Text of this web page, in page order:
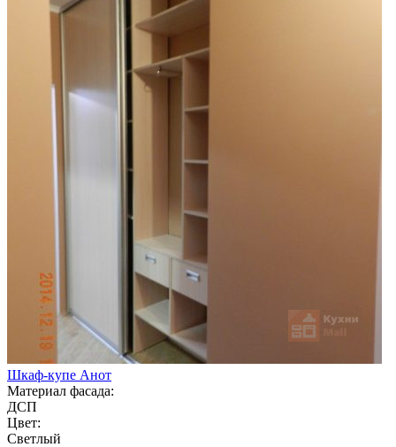
Шкаф-купе Анот
Материал фасада:
ДСП
Цвет:
Светлый